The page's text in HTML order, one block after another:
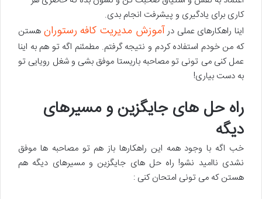
کاری برای یادگیری و پیشرفت انجام بدی.
اینا راهکارهای عملی درآموزش مدیریت کافه رستوران هستن
که من خودم استفاده کردم و نتیجه گرفتم. مطمئنم اگه تو هم به اینا
عمل کنی می تونی تو مصاحبه باریستا موفق بشی و شغل رویایی تو
به دست بیاری!
راه حل های جایگزین و مسیرهای
دیگه
خب اگه با وجود همه این راهکارها باز هم تو مصاحبه ها موفق
نشدی ناامید نشو! راه حل های جایگزین و مسیرهای دیگه هم
هستن که می تونی امتحان کنی :